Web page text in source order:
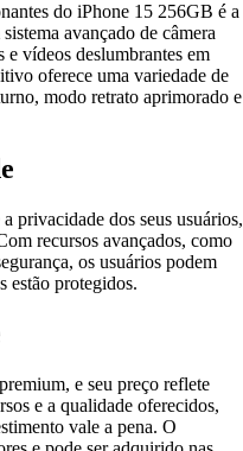
do iPhone 15 256GB é a
avançado de câmera
vídeos deslumbrantes em
oferece uma variedade de
modo retrato aprimorado e
privacidade dos seus usuários,
recursos avançados, como
os usuários podem
estão protegidos.
e seu preço reflete
e a qualidade oferecidos,
vale a pena. O